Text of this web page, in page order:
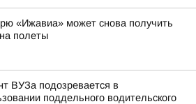
«Ижавиа» может снова получить
полеты
ВУЗа подозревается в
поддельного водительского